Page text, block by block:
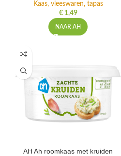
Kaas, vleeswaren, tapas
€1,49
NAAR AH
AH Ah roomkaas met kruiden